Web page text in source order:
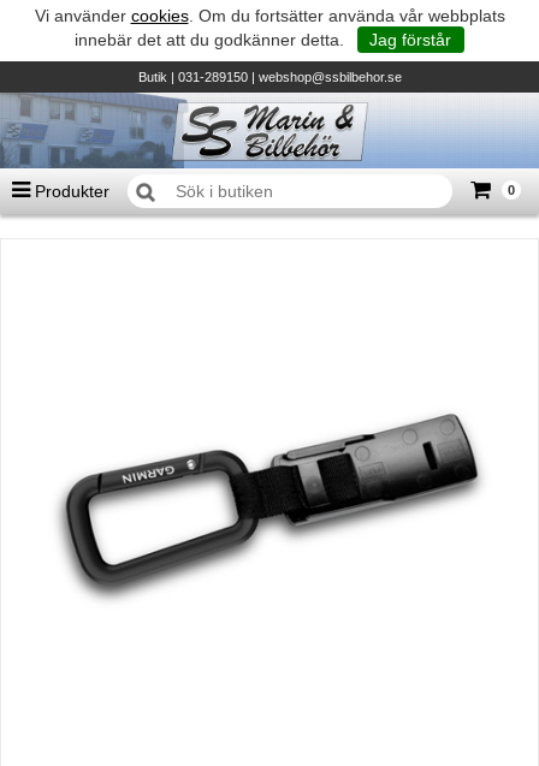
Vi använder cookies. Om du fortsätter använda vår webbplats
innebär det att du godkänner detta.
Jag förstår
Butik| 031-289150 | webshop@ssbilbehor.se
Produkter 0
Honda - Utombordare
HonWave - Gummibåtar
Honda - Elverk & Pumpar
Tohatsu - Utombordare